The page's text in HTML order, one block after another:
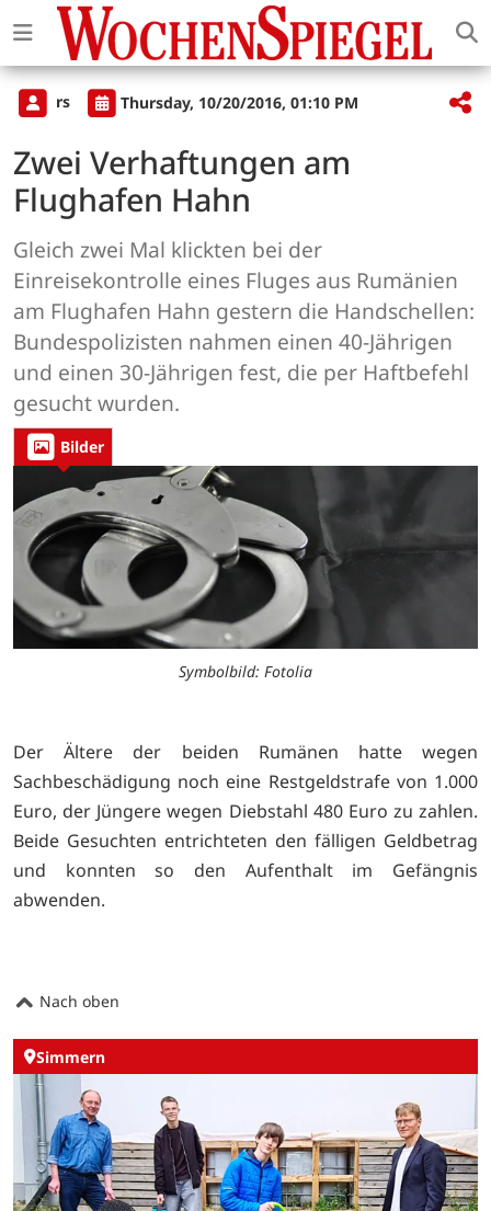
rs Thursday, 10/20/2016, 01:10 PM
Zwei Verhaftungen am
Flughafen Hahn
Gleich zwei Mal klickten bei der
Einreisekontrolle eines Fluges aus Rumänien
am Flughafen Hahn gestern die Handschellen:
Bundespolizisten nahmen einen 40-Jährigen
und einen 30-Jährigen fest, die per Haftbefehl
gesucht wurden.
Bilder
Symbolbild: Fotolia
Der Ältere der beiden Rumänen hatte wegen
Sachbeschädigung noch eine Restgeldstrafe von 1.000
Euro, der Jüngere wegen Diebstahl 480 Euro zu zahlen.
Beide Gesuchten entrichteten den fälligen Geldbetrag
und konnten so den Aufenthalt im Gefängnis
abwenden.
Nach oben
Simmern